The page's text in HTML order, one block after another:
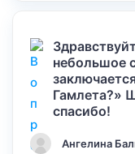
небольшое
Гамлета?»
спасибо!
Ангелина